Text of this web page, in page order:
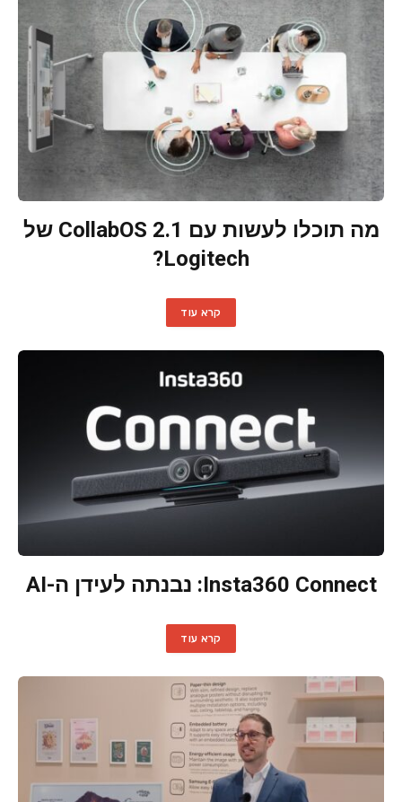
מה תוכלו לעשות עם CollabOS 2.1 של
Logitech?
קרא עוד
Insta360 Connect: נבנתה לעידן ה-AI
קרא עוד